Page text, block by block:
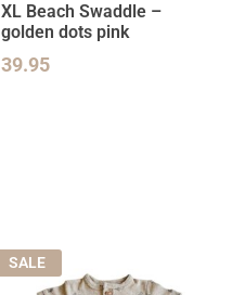
XL Beach Swaddle –
golden dots pink
39.95
SALE